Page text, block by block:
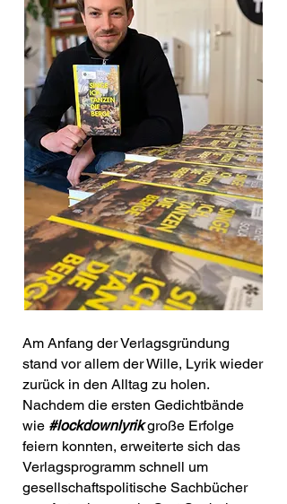
Am Anfang der Verlagsgründung
stand vor allem der Wille, Lyrik wieder
zurück in den Alltag zu holen.
Nachdem die ersten Gedichtbände
wie #lockdownlyrik große Erfolge
feiern konnten, erweiterte sich das
Verlagsprogramm schnell um
gesellschaftspolitische Sachbücher